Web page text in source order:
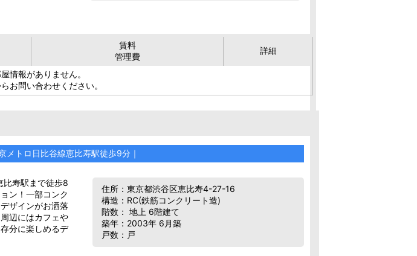
賃料
管理費
詳細
情報がありません。
お問い合わせください。
メトロ日比谷線恵比寿駅徒歩9分｜
比寿駅まで徒歩8
ン！一部コンク
ザインがお洒落
辺にはカフェや
分に楽しめるデ
住所：東京都渋谷区恵比寿4-27-16
構造：RC(鉄筋コンクリート造)
階数： 地上 6階建て
築年：2003年 6月築
戸数：戸